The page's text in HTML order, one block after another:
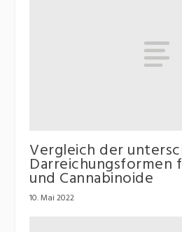
Vergleich der
Darreichungsformen
und Cannabinoide
10. Mai 2022